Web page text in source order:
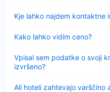
Kje lahko najdem kontaktne
Kako lahko vidim ceno?
Vpisal sem podatke o svoji
izvršeno?
Ali hoteli zahtevajo varščino